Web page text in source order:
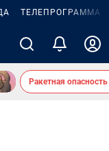
ТЕЛЕПРОГРАММА
Ракетная